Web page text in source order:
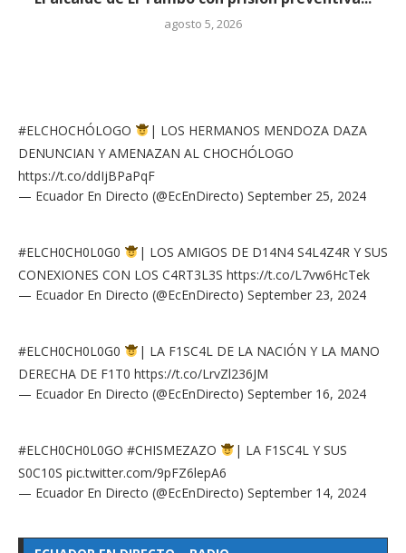
agosto 5, 2026
#ELCHOCHÓLOGO
| LOS HERMANOS MENDOZA DAZA
DENUNCIAN Y AMENAZAN AL CHOCHÓLOGO
https://t.co/ddIjBPaPqF
— Ecuador En Directo (@EcEnDirecto) September 25, 2024
#ELCH0CH0L0G0
| LOS AMIGOS DE D14N4 S4L4Z4R Y SUS
CONEXIONES CON LOS C4RT3L3S https://t.co/L7vw6HcTek
— Ecuador En Directo (@EcEnDirecto) September 23, 2024
#ELCH0CH0L0G0
| LA F1SC4L DE LA NACIÓN Y LA MANO
DERECHA DE F1T0 https://t.co/LrvZl236JM
— Ecuador En Directo (@EcEnDirecto) September 16, 2024
#ELCH0CH0L0GO #CHISMEZAZO
| LA F1SC4L Y SUS
S0C10S pic.twitter.com/9pFZ6lepA6
— Ecuador En Directo (@EcEnDirecto) September 14, 2024